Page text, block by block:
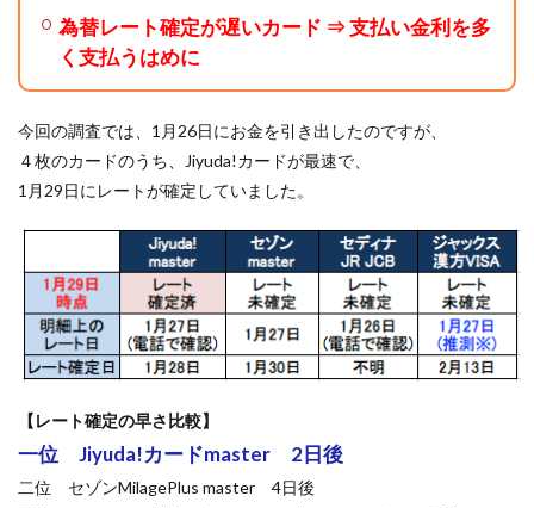
為替レート確定が遅いカード ⇒ 支払い金利を多
く支払うはめに
今回の調査では、1月26日にお金を引き出したのですが、
４枚のカードのうち、Jiyuda!カードが最速で、
1月29日にレートが確定していました。
【レート確定の早さ比較】
一位 Jiyuda!カードmaster 2日後
二位 セゾンMilagePlus master 4日後